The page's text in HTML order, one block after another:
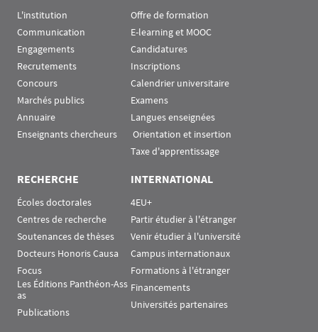
L'institution
Communication
Engagements
Recrutements
Concours
Marchés publics
Annuaire
Enseignants chercheurs
Offre de formation
E-learning et MOOC
Candidatures
Inscriptions
Calendrier universitaire
Examens
Langues enseignées
Orientation et insertion
Taxe d'apprentissage
RECHERCHE
Écoles doctorales
Centres de recherche
Soutenances de thèses
Docteurs Honoris Causa
Focus
Les Éditions Panthéon-Ass
as
Publications
INTERNATIONAL
4EU+
Partir étudier à l'étranger
Venir étudier à l'université
Campus internationaux
Formations à l'étranger
Financements
Universités partenaires